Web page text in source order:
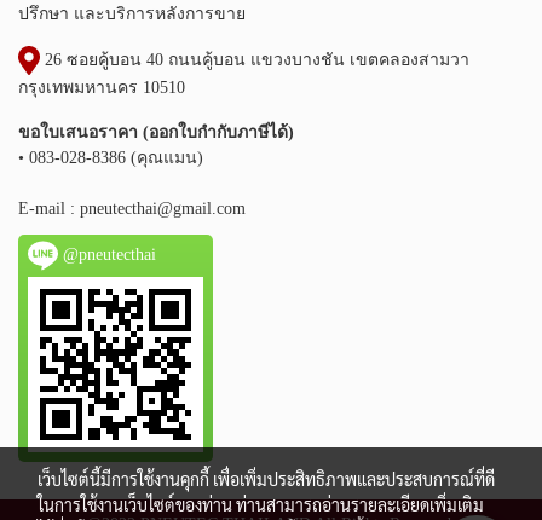
ปรึกษา และบริการหลังการขาย
26 ซอยคู้บอน 40 ถนนคู้บอน แขวงบางชัน เขตคลองสามวา
กรุงเทพมหานคร 10510
ขอใบเสนอราคา (ออกใบกำกับภาษีได้)
• 083-028-8386 (คุณแมน)
E-mail : pneutecthai@gmail.com
@pneutecthai
เว็บไซต์นี้มีการใช้งานคุกกี้ เพื่อเพิ่มประสิทธิภาพและประสบการณ์ที่ดี
ในการใช้งานเว็บไซต์ของท่าน ท่านสามารถอ่านรายละเอียดเพิ่มเติม